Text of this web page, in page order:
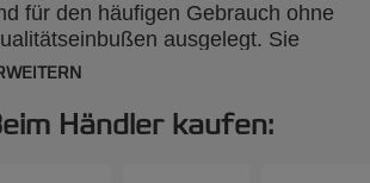
für den häufigen Gebrauch ohne
ausgelegt. Sie
Dokumente jeglicher Art und
verständliche Kurzanleitung am Gerät
Händler kaufen: